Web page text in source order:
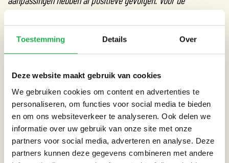
Toestemming Details Over
Deze website maakt gebruik van cookies
We gebruiken cookies om content en advertenties te
personaliseren, om functies voor social media te bieden
en om ons websiteverkeer te analyseren. Ook delen we
informatie over uw gebruik van onze site met onze
partners voor social media, adverteren en analyse. Deze
partners kunnen deze gegevens combineren met andere
kun je echt iets betekenen als coach. Wij komen naar
tuineigenaren toe, vragen waar hun wensen of problemen
liggen en maken vervolgens specifiek op hun tuin een advies.
Hierdoor help je ook de stad en andere bewoners. Win win!”
MAAR HOE DAN?
We kunnen ons voorstellen dat je hulp nodig hebt bij het
bepalen wat voor aanpassingen je kunt doen in je tuin. Dit is